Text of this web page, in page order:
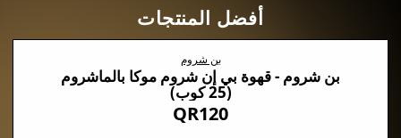
أفضل المنتجات
بن شروم
بن شروم - قهوة بي إن شروم موكا بالماشروم
(25 كوب)
QR120